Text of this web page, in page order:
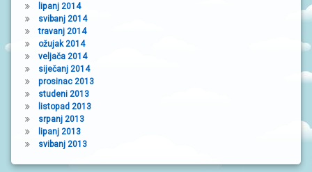
lipanj 2014
svibanj 2014
travanj 2014
ožujak 2014
veljača 2014
siječanj 2014
prosinac 2013
studeni 2013
listopad 2013
srpanj 2013
lipanj 2013
svibanj 2013